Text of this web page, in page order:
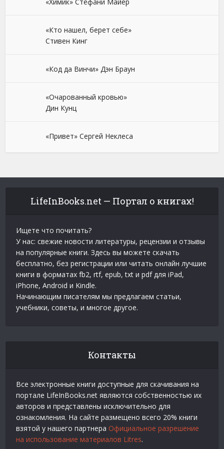
«Кто нашел, берет себе»
Стивен Кинг
«Код да Винчи» Дэн Браун
«Очарованный кровью»
Дин Кунц
«Привет» Сергей Неклеса
LifeInBooks.net — Портал о книгах!
Ищете что почитать?
У нас: свежие новости литературы, рецензии и отзывы
на популярные книги. Здесь вы можете скачать
бесплатно, без регистрации или читать онлайн лучшие
книги в форматах fb2, rtf, epub, txt и pdf для iPad,
iPhone, Android и Kindle.
Начинающим писателям мы предлагаем статьи,
учебники, советы, и многое другое.
Контакты
Все электронные книги доступные для скачивания на
портале LifeInBooks.net являются собственностью их
авторов и представлены исключительно для
ознакомления. На сайте размещено всего 20% книги
взятой у нашего партнера Официальное разрешение
на использование материалов Litres.